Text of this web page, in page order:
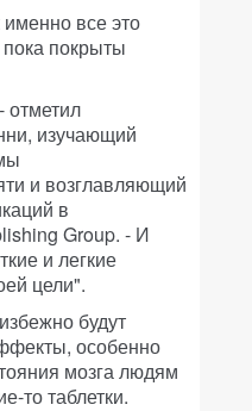
именно все это
покрыты
отметил
изучающий
и возглавляющий
в
Group. - И
и легкие
цели".
будут
особенно
мозга людям
то таблетки.